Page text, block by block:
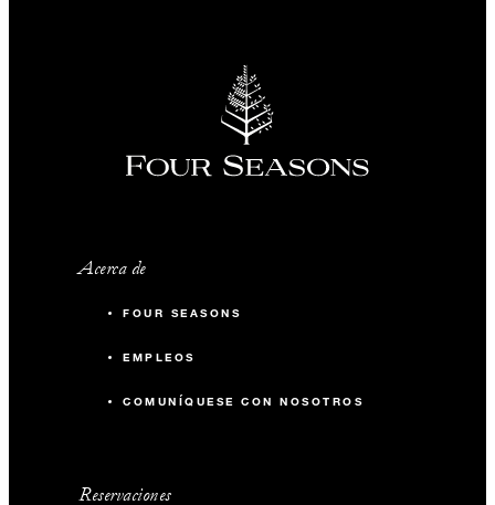
Acerca de
FOUR SEASONS
EMPLEOS
COMUNÍQUESE CON NOSOTROS
Reservaciones